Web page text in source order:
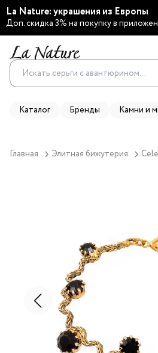
La Nature: украшения из Европы
Доп. скидка 3% на покупку в
Каталог Бренды Камни и
Главная Элитная бижутерия